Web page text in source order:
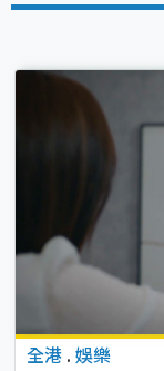
全港 . 娛樂